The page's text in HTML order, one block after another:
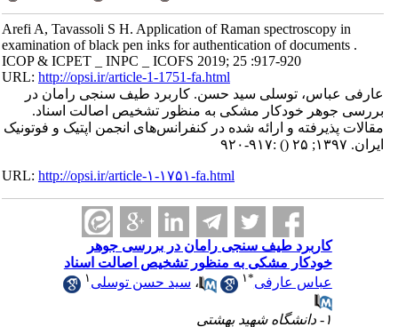
Arefi A, Tavassoli S H. Application of Raman spectroscopy in
examination of black pen inks for authentication of documents .
ICOP & ICPET _ INPC _ ICOFS 2019; 25 :917-920
URL:http://opsi.ir/article-1-1751-fa.html
عارفی عباس، توسلی سید حسن. کاربرد طیف سنجی رامان در
بررسی جوهر خودکار مشکی به منظور تشخیص اصالت اسناد.
مقالات پذیرفته و ارائه شده در کنفرانس‌های انجمن اپتیک و فوتونیک
ایران. ۱۳۹۷; ۲۵
() :۹۱۷-۹۲۰
URL:http://opsi.ir/article-۱-۱۷۵۱-fa.html
کاربرد طیف سنجی رامان در بررسی جوهر
خودکار مشکی به منظور تشخیص اصالت اسناد
عباس عارفی
۱ ،سید حسن توسلی